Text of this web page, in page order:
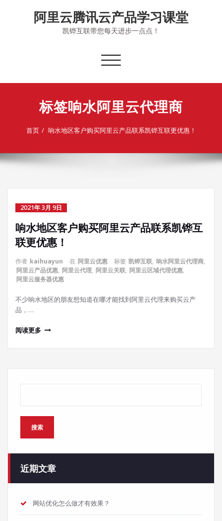
阿里云腾讯云产品学习课堂
凯铧互联带您每天进步一点点！
切
导
标签响水阿里云代理商
首页 响水地区客户购买阿里云产品联系凯铧互联更优惠！
2021年 3月 9日
响水地区客户购买阿里云产品联系凯铧互
联更优惠！
作者 kaihuayun 在 阿里云优惠 标签 凯铧互联, 响水阿里云代理商,
阿里云产品优惠, 阿里云代理, 阿里云关联, 阿里云区域代理优惠,
阿里云服务器优惠
不少响水地区的朋友想知道在哪才能找到阿里云代理来购买云产
品，…
阅读更多
搜索
近期文章
网站优化怎么做才有效果？